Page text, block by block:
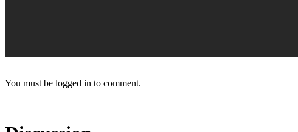
You must be logged in to comment.